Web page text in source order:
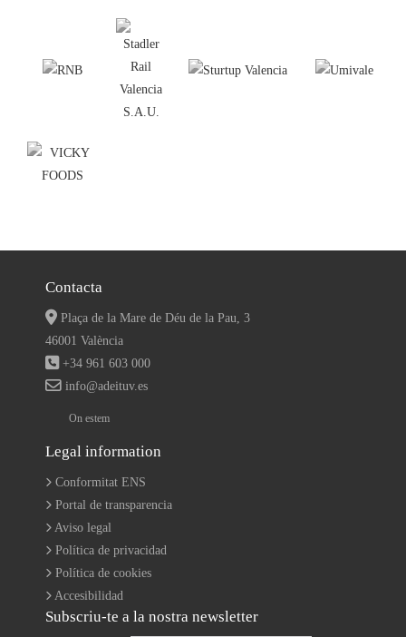
Contacta
Plaça de la Mare de Déu de la Pau, 3
46001 València
+34 961 603 000
info@adeituv.es
On estem
Legal information
Conformitat ENS
Portal de transparencia
Aviso legal
Política de privacidad
Política de cookies
Accesibilidad
Subscriu-te a la nostra newsletter